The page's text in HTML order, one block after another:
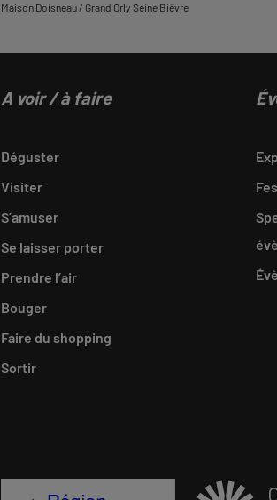
Maison Doisneau / Grand Orly Seine Bièvre
A voir / à faire
Déguster
Visiter
S’amuser
Se laisser porter
Prendre l’air
Bouger
Faire du shopping
Sortir